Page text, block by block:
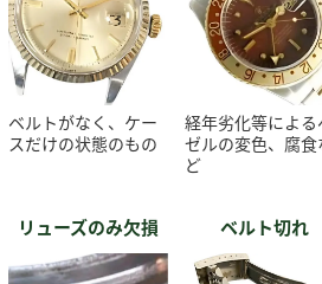
ベルトがなく、ケー
スだけの状態のもの
経年劣化等による
ゼルの変色、腐食
ど
リューズのみ欠損 ベルト切れ